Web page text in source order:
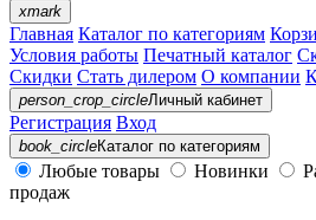
xmark
Главная Каталог по категориям
Условия работы Печатный каталог
Скидки Стать дилером О компании
person_crop_circleЛичный кабинет
Регистрация Вход
book_circleКаталог по категориям
Любые товары Новинки
продаж